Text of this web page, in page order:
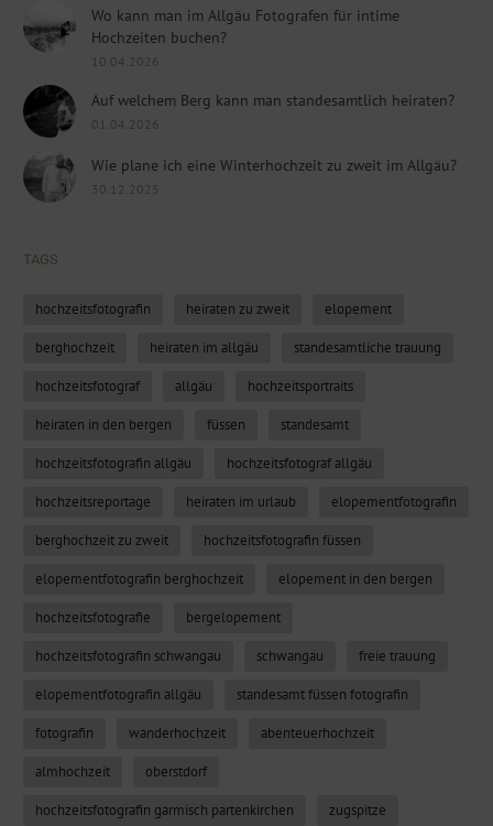
Wo kann man im Allgäu Fotografen für intime
Hochzeiten buchen?
10.04.2026
Auf welchem Berg kann man standesamtlich heiraten?
01.04.2026
Wie plane ich eine Winterhochzeit zu zweit im Allgäu?
30.12.2025
TAGS
hochzeitsfotografin heiraten zu zweit elopement
berghochzeit heiraten im allgäu standesamtliche trauung
hochzeitsfotograf allgäu hochzeitsportraits
heiraten in den bergen füssen standesamt
hochzeitsfotografin allgäu hochzeitsfotograf allgäu
hochzeitsreportage heiraten im urlaub elopementfotografin
berghochzeit zu zweit hochzeitsfotografin füssen
elopementfotografin berghochzeit elopement in den bergen
hochzeitsfotografie bergelopement
hochzeitsfotografin schwangau schwangau freie trauung
elopementfotografin allgäu standesamt füssen fotografin
fotografin wanderhochzeit abenteuerhochzeit
almhochzeit oberstdorf
hochzeitsfotografin garmisch partenkirchen zugspitze